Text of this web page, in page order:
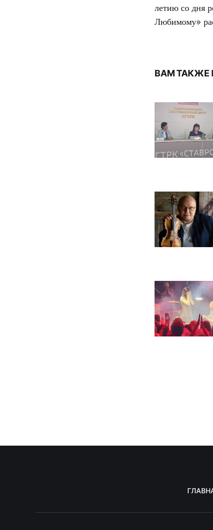
летию со дня
Любимому»
ВАМ ТАКЖЕ